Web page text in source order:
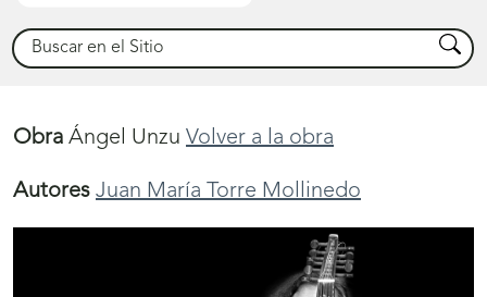
Buscar Buscar
Obra Ángel Unzu Volver a la obra
Autores Juan María Torre Mollinedo